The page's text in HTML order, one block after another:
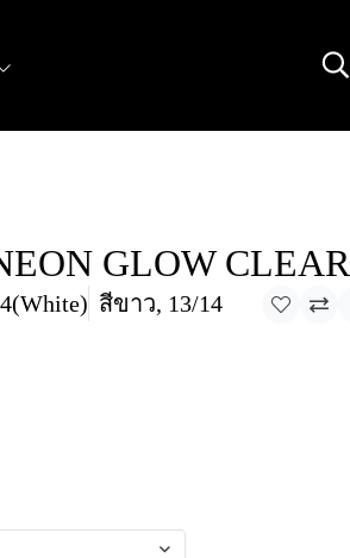
GLOW CLEAR
สีขาว, 13/14